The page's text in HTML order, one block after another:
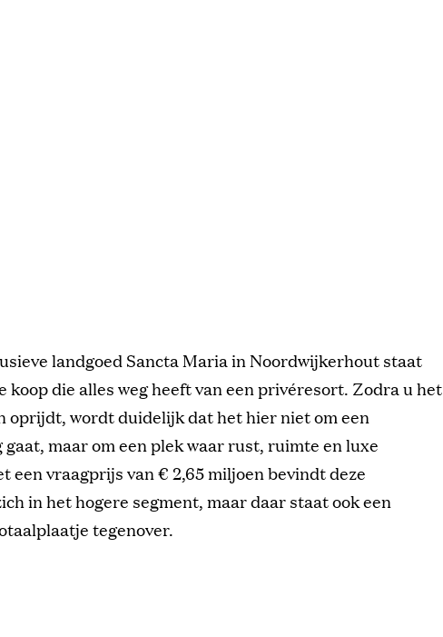
landgoed Sancta Maria in Noordwijkerhout staat
koop die alles weg heeft van een privéresort. Zodra u het
oprijdt, wordt duidelijk dat het hier niet om een
maar om een plek waar rust, ruimte en luxe
een vraagprijs van € 2,65 miljoen bevindt deze
in het hogere segment, maar daar staat ook een
tegenover.